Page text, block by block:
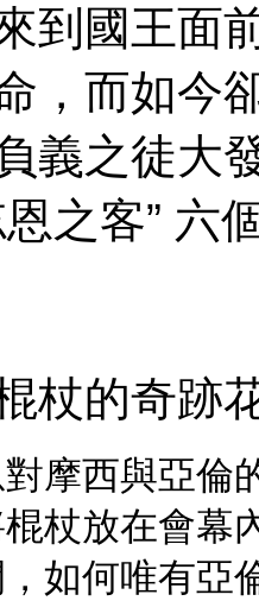
到國王面
，而如今
義之徒大
之客” 六
杖的奇跡
摩西與亞倫
杖放在會幕
如何唯有亞